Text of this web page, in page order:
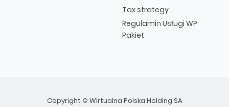
Tax strategy
Regulamin Usługi WP
Pakiet
Copyright © Wirtualna Polska Holding SA